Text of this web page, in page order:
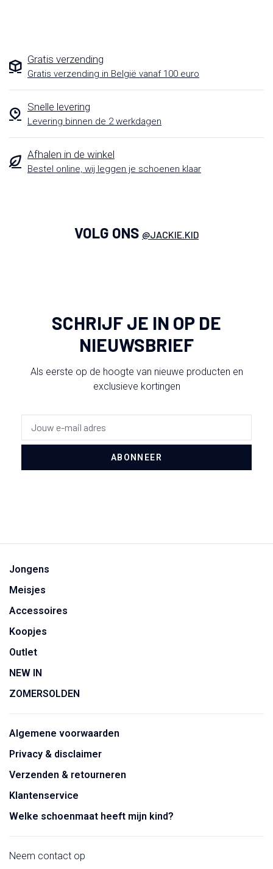
Gratis verzending
Gratis verzending in België vanaf 100 euro
Snelle levering
Levering binnen de 2 werkdagen
Afhalen in de winkel
Bestel online, wij leggen je schoenen klaar
VOLG ONS @JACKIE.KID
SCHRIJF JE IN OP DE
NIEUWSBRIEF
Als eerste op de hoogte van nieuwe producten en
exclusieve kortingen
ABONNEER
Jongens
Meisjes
Accessoires
Koopjes
Outlet
NEW IN
ZOMERSOLDEN
Algemene voorwaarden
Privacy & disclaimer
Verzenden & retourneren
Klantenservice
Welke schoenmaat heeft mijn kind?
Neem contact op